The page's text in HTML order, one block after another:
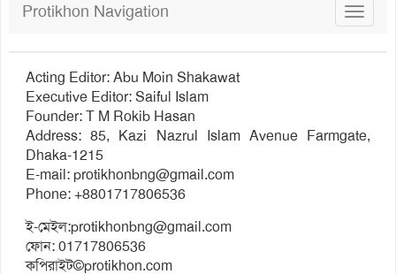
Toggle
Protikhon Navigation
Acting Editor: Abu Moin Shakawat
Executive Editor: Saiful Islam
Founder: T M Rokib Hasan
Address: 85, Kazi Nazrul Islam Avenue Farmgate,
Dhaka-1215
E-mail:protikhonbng@gmail.com
Phone: +8801717806536
ই-মেইল:protikhonbng@gmail.com
ফোন: 01717806536
কপিরাইট©protikhon.com